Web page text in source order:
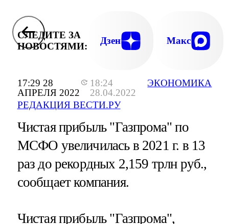
17:29 28
АПРЕЛЯ 2022
18:24
28.04.2022
РЕДАКЦИЯ ВЕСТИ.РУ
ЭКОНОМИКА
СЛЕДИТЕ ЗА
НОВОСТЯМИ:
Дзен Макс
Чистая прибыль "Газпрома" по
МСФО увеличилась в 2021 г. в 13
раз до рекордных 2,159 трлн руб.,
сообщает компания.
Чистая прибыль "Газпрома",